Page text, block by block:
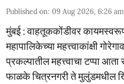
Published on: 09 Aug 2026, 6:26 am
मुंबई : वाहतूककोंडीवर
महापालिकेच्या महत्त्वाकांक्षी
प्रकल्पातील महत्त्वाचा टप्पा
फाळके चित्रनगरी ते मुलुंडमधील